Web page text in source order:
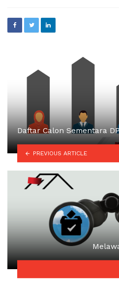
Daftar Calon Sementara
PREVIOUS ARTICLE